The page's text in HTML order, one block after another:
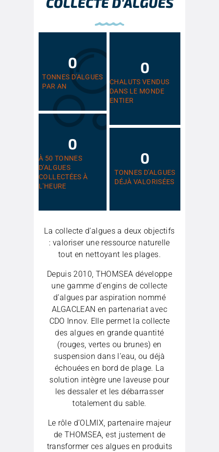
TONNES D'ALGUES
PAR AN
0
À 50 TONNES
D'ALGUES
COLLECTÉES À
L'HEURE
0
CHALUTS VENDUS
DANS LE MONDE
ENTIER
0
TONNES D'ALGUES
DÉJÀ VALORISÉES
0
La collecte d’algues a deux objectifs
: valoriser une ressource naturelle
tout en nettoyant les plages.
Depuis 2010, THOMSEA développe
une gamme d’engins de collecte
d’algues par aspiration nommé
ALGACLEAN en partenariat avec
CDO Innov. Elle permet la collecte
des algues en grande quantité
(rouges, vertes ou brunes) en
suspension dans l’eau, ou déjà
échouées en bord de plage. La
solution intègre une laveuse pour
les dessaler et les débarrasser
totalement du sable.
Le rôle d’OLMIX, partenaire majeur
de THOMSEA, est justement de
transformer ces algues en produits